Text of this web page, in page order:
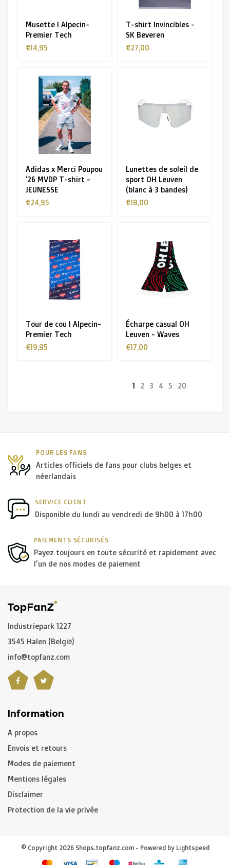
Musette I Alpecin-
Premier Tech
€14,95
T-shirt Invincibles -
SK Beveren
€27,00
Adidas x Merci Poupou
‘26 MVDP T-shirt -
JEUNESSE
€24,95
Lunettes de soleil de
sport OH Leuven
(blanc à 3 bandes)
€18,00
Tour de cou I Alpecin-
Premier Tech
€19,95
Écharpe casual OH
Leuven - Waves
€17,00
1 2 3 4 5 20
POUR LES FANS
Articles officiels de fans pour clubs belges et
néerlandais
SERVICE CLIENT
Disponible du lundi au vendredi de 9h00 à 17h00
PAIEMENTS SÉCURISÉS
Payez toujours en toute sécurité et rapidement avec
l'un de nos modes de paiement
Industriepark 1227
3545 Halen (België)
info@topfanz.com
Information
A propos
Envois et retours
Modes de paiement
Mentions légales
Disclaimer
Protection de la vie privée
© Copyright 2026 Shops.topfanz.com - Powered by Lightspeed